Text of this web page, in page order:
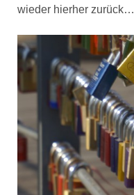
wieder hierher zurück…